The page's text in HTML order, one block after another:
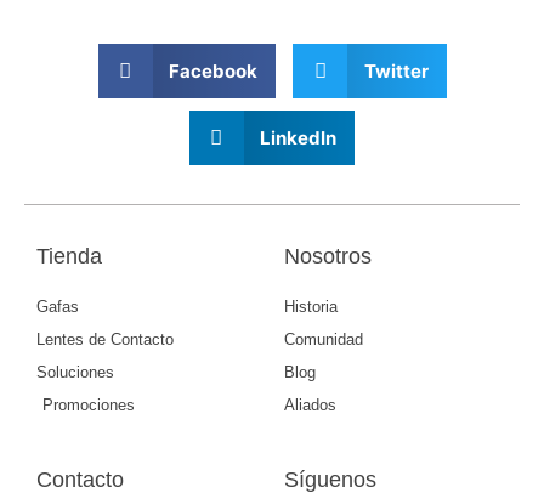
Facebook Twitter
LinkedIn
Tienda
Gafas
Lentes de Contacto
Soluciones
Promociones
Nosotros
Historia
Comunidad
Blog
Aliados
Contacto Síguenos